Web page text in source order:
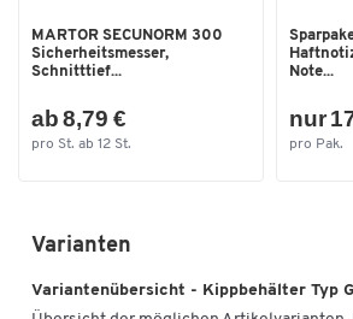
MARTOR SECUNORM 300
Sicherheitsmesser,
Schnitttief...
ab 8,79 €
pro St. ab 12 St.
Note...
nur
pro Pak.
Varianten
Variantenübersicht - Kippbehälter Typ